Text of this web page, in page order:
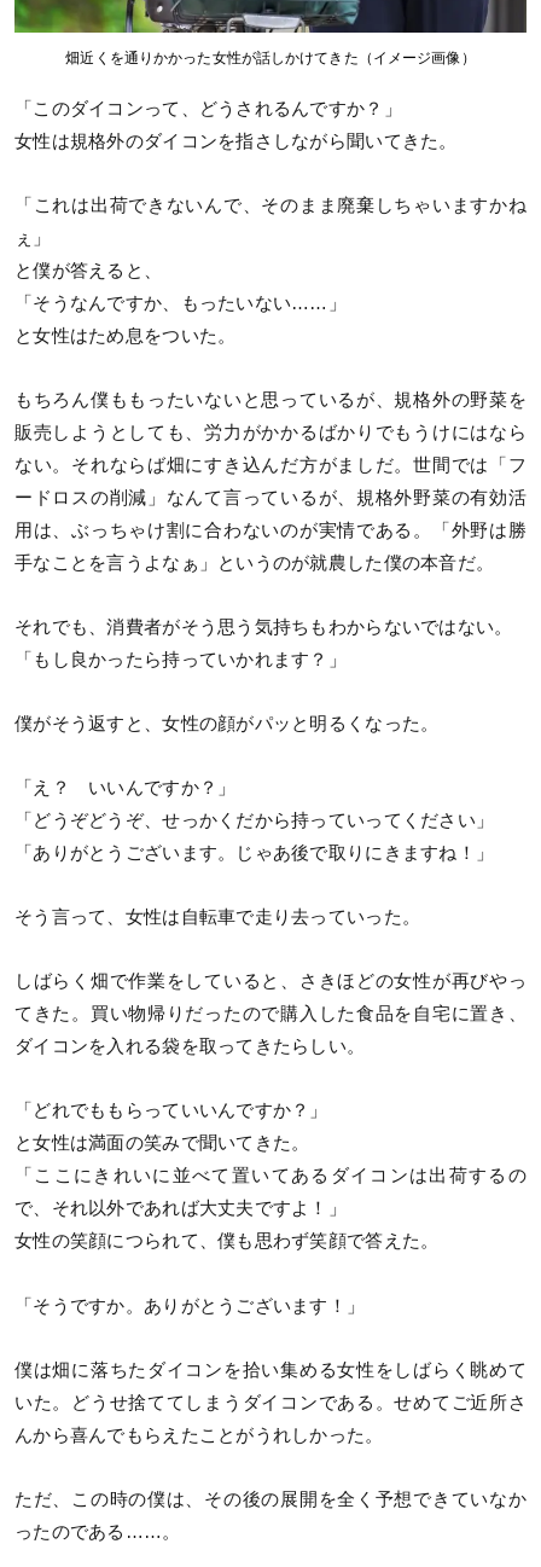
畑近くを通りかかった女性が話しかけてきた（イメージ画像）
「このダイコンって、どうされるんですか？」
女性は規格外のダイコンを指さしながら聞いてきた。
「これは出荷できないんで、そのまま廃棄しちゃいますかね
ぇ」
と僕が答えると、
「そうなんですか、もったいない……」
と女性はため息をついた。
もちろん僕ももったいないと思っているが、規格外の野菜を
販売しようとしても、労力がかかるばかりでもうけにはなら
ない。それならば畑にすき込んだ方がましだ。世間では「フ
ードロスの削減」なんて言っているが、規格外野菜の有効活
用は、ぶっちゃけ割に合わないのが実情である。「外野は勝
手なことを言うよなぁ」というのが就農した僕の本音だ。
それでも、消費者がそう思う気持ちもわからないではない。
「もし良かったら持っていかれます？」
僕がそう返すと、女性の顔がパッと明るくなった。
「え？ いいんですか？」
「どうぞどうぞ、せっかくだから持っていってください」
「ありがとうございます。じゃあ後で取りにきますね！」
そう言って、女性は自転車で走り去っていった。
しばらく畑で作業をしていると、さきほどの女性が再びやっ
てきた。買い物帰りだったので購入した食品を自宅に置き、
ダイコンを入れる袋を取ってきたらしい。
「どれでももらっていいんですか？」
と女性は満面の笑みで聞いてきた。
「ここにきれいに並べて置いてあるダイコンは出荷するの
で、それ以外であれば大丈夫ですよ！」
女性の笑顔につられて、僕も思わず笑顔で答えた。
「そうですか。ありがとうございます！」
僕は畑に落ちたダイコンを拾い集める女性をしばらく眺めて
いた。どうせ捨ててしまうダイコンである。せめてご近所さ
んから喜んでもらえたことがうれしかった。
ただ、この時の僕は、その後の展開を全く予想できていなか
ったのである……。